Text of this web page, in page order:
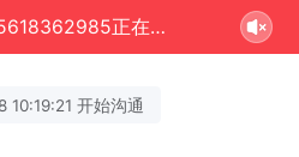
前山管道15618362985正在为您服务
10:19:21 开始沟通